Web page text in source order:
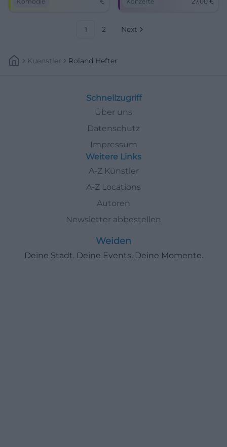
1 2 Next
Kuenstler Roland Hefter
Schnellzugriff
Über uns
Datenschutz
Impressum
Weitere Links
A-Z Künstler
A-Z Locations
Autoren
Newsletter abbestellen
Weiden
Deine Stadt. Deine Events. Deine Momente.